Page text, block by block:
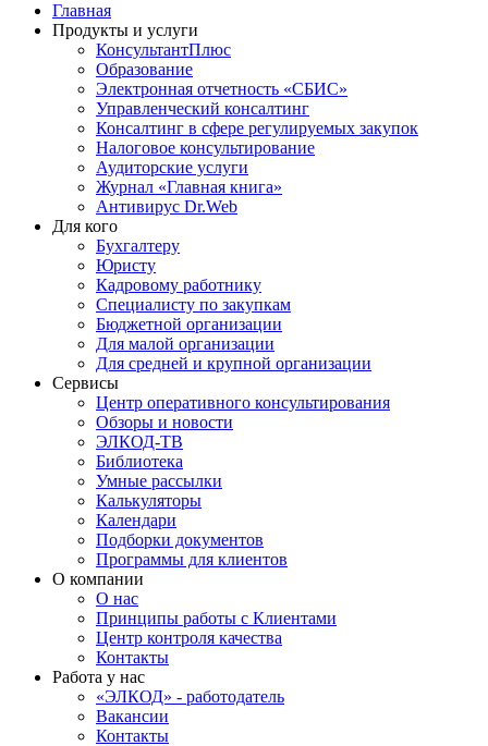
Главная
Продукты и услуги
КонсультантПлюс
Образование
Электронная отчетность «СБИС»
Управленческий консалтинг
Консалтинг в сфере регулируемых закупок
Налоговое консультирование
Аудиторские услуги
Журнал «Главная книга»
Антивирус Dr.Web
Для кого
Бухгалтеру
Юристу
Кадровому работнику
Специалисту по закупкам
Бюджетной организации
Для малой организации
Для средней и крупной организации
Сервисы
Центр оперативного консультирования
Обзоры и новости
ЭЛКОД-ТВ
Библиотека
Умные рассылки
Калькуляторы
Календари
Подборки документов
Программы для клиентов
О компании
О нас
Принципы работы с Клиентами
Центр контроля качества
Контакты
Работа у нас
«ЭЛКОД» - работодатель
Вакансии
Контакты